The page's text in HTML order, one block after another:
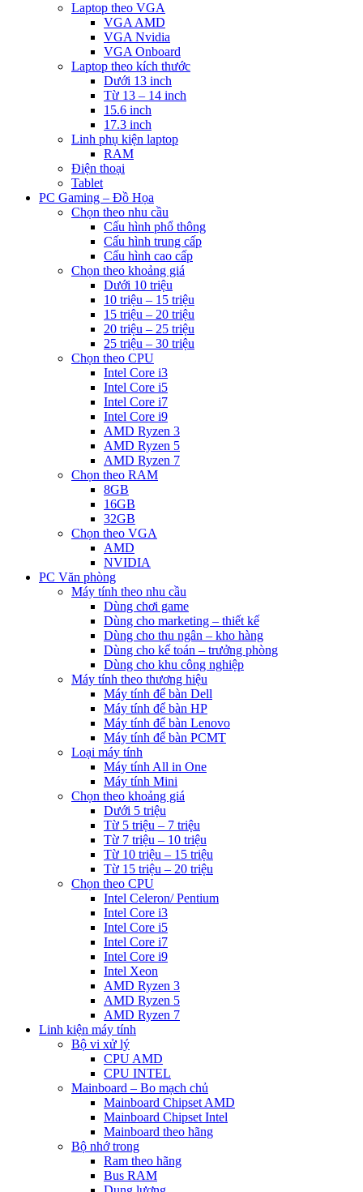
Laptop theo VGA
VGA AMD
VGA Nvidia
VGA Onboard
Laptop theo kích thước
Dưới 13 inch
Từ 13 – 14 inch
15.6 inch
17.3 inch
Linh phụ kiện laptop
RAM
Điện thoại
Tablet
PC Gaming – Đồ Họa
Chọn theo nhu cầu
Cấu hình phổ thông
Cấu hình trung cấp
Cấu hình cao cấp
Chọn theo khoảng giá
Dưới 10 triệu
10 triệu – 15 triệu
15 triệu – 20 triệu
20 triệu – 25 triệu
25 triệu – 30 triệu
Chọn theo CPU
Intel Core i3
Intel Core i5
Intel Core i7
Intel Core i9
AMD Ryzen 3
AMD Ryzen 5
AMD Ryzen 7
Chọn theo RAM
8GB
16GB
32GB
Chọn theo VGA
AMD
NVIDIA
PC Văn phòng
Máy tính theo nhu cầu
Dùng chơi game
Dùng cho marketing – thiết kế
Dùng cho thu ngân – kho hàng
Dùng cho kế toán – trưởng phòng
Dùng cho khu công nghiệp
Máy tính theo thương hiệu
Máy tính để bàn Dell
Máy tính để bàn HP
Máy tính để bàn Lenovo
Máy tính để bàn PCMT
Loại máy tính
Máy tính All in One
Máy tính Mini
Chọn theo khoảng giá
Dưới 5 triệu
Từ 5 triệu – 7 triệu
Từ 7 triệu – 10 triệu
Từ 10 triệu – 15 triệu
Từ 15 triệu – 20 triệu
Chọn theo CPU
Intel Celeron/ Pentium
Intel Core i3
Intel Core i5
Intel Core i7
Intel Core i9
Intel Xeon
AMD Ryzen 3
AMD Ryzen 5
AMD Ryzen 7
Linh kiện máy tính
Bộ vi xử lý
CPU AMD
CPU INTEL
Mainboard – Bo mạch chủ
Mainboard Chipset AMD
Mainboard Chipset Intel
Mainboard theo hãng
Bộ nhớ trong
Ram theo hãng
Bus RAM